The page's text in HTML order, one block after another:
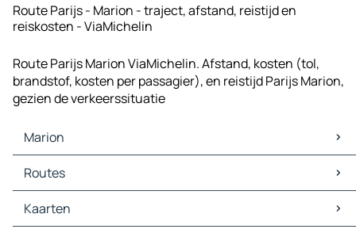
Route Parijs - Marion - traject, afstand, reistijd en
reiskosten - ViaMichelin
Route Parijs Marion ViaMichelin. Afstand, kosten (tol,
brandstof, kosten per passagier), en reistijd Parijs Marion,
gezien de verkeerssituatie
Marion
Marion Kaarten
Marion Verkeer
Marion Hotels
Marion Restaurants
Routes
Kaarten